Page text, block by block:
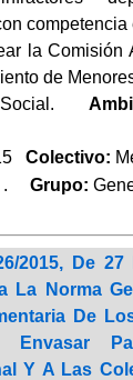
la Comisión
de
Social.
Colectivo:
. Grupo:
2015, De
La Norma
De
Envasar
Y A Las